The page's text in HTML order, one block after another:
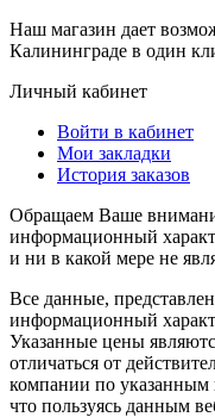
Наш магазин дает
Калининграде в один
Личный кабинет
Войти в кабинет
Мои закладки
История заказов
Обращаем Ваше
информационный
и ни в какой мере не
Все данные,
информационный
Указанные цены
отличаться от
компании по указанным
что пользуясь данным